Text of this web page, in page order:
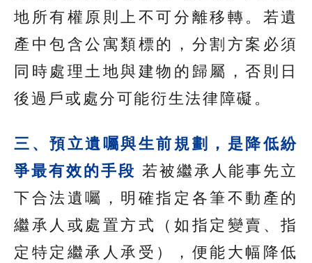
地所有權原則上不可分離移轉。若遺
產中包含公寓類標的，分割方案必須
同時處理土地與建物的歸屬，否則日
後過戶或處分可能衍生法律障礙。
三、預立遺囑與生前規劃，是降低紛
爭最有效的手段 若被繼承人能事先立
下合法遺囑，明確指定各筆不動產的
繼承人或處置方式（如指定變賣、指
定特定繼承人承受），便能大幅降低